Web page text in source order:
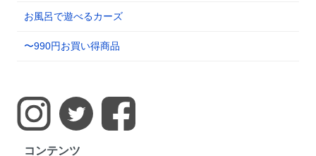
お風呂で遊べるカーズ
〜990円お買い得商品
コンテンツ